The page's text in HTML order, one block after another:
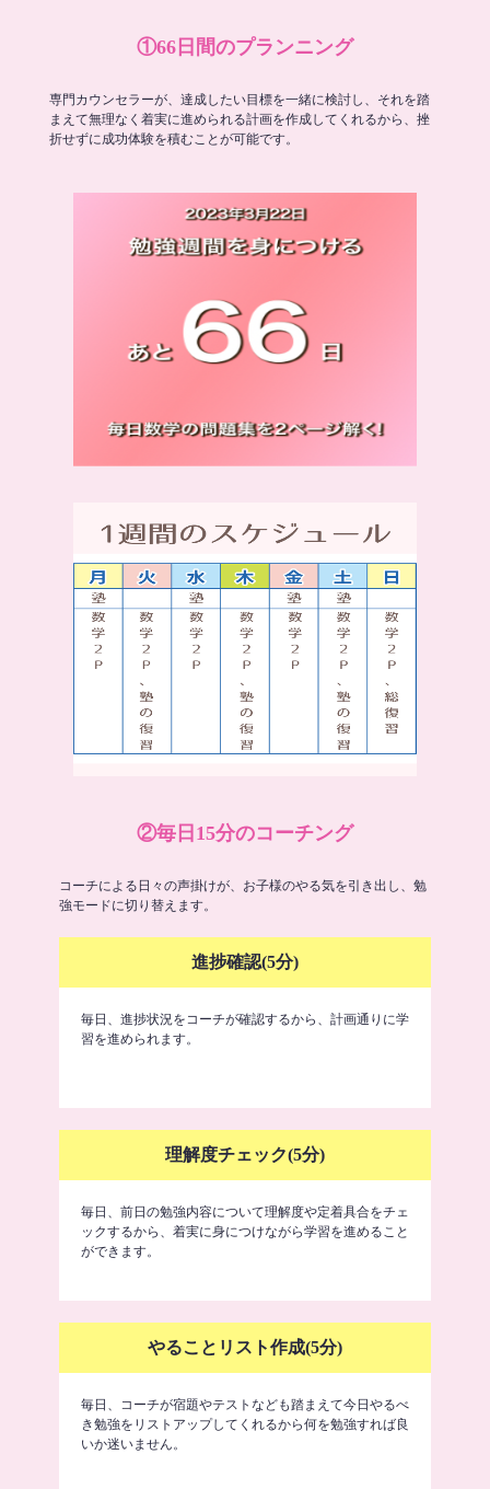
①66日間のプランニング
専門カウンセラーが、達成したい目標を一緒に検討し、それを踏
まえて無理なく着実に進められる計画を作成してくれるから、挫
折せずに成功体験を積むことが可能です。
②毎日15分のコーチング
コーチによる日々の声掛けが、お子様のやる気を引き出し、勉
強モードに切り替えます。
進捗確認(5分)
毎日、進捗状況をコーチが確認するから、計画通りに学
習を進められます。
理解度チェック(5分)
毎日、前日の勉強内容について理解度や定着具合をチェ
ックするから、着実に身につけながら学習を進めること
ができます。
やることリスト作成(5分)
毎日、コーチが宿題やテストなども踏まえて今日やるべ
き勉強をリストアップしてくれるから何を勉強すれば良
いか迷いません。